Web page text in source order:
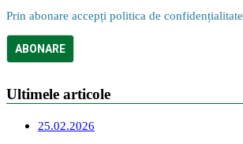
Prin abonare accepți politica de confidențialitate
Ultimele articole
25.02.2026